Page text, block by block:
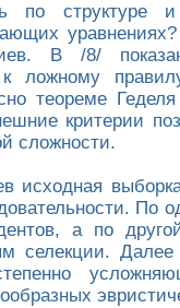
по структуре
В /8/
к ложному
теореме
критерии
сложности.
исходная
По
а по
селекции. Далее